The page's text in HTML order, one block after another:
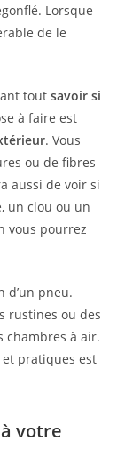
Lorsque
de le
tout savoir si
à faire est
. Vous
ou de fibres
aussi de voir si
un clou ou un
vous pourrez
d’un pneu.
rustines ou des
chambres à air.
et pratiques est
votre